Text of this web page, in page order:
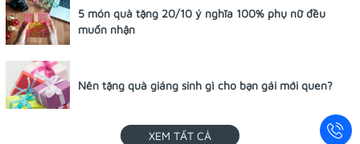
5 món quà tặng 20/10 ý nghĩa 100% phụ nữ đều
muốn nhận
Nên tặng quà giáng sinh gì cho bạn gái mới quen?
XEM TẤT CẢ